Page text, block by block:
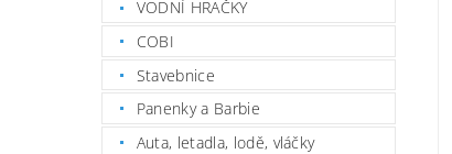
VODNÍ HRAČKY
COBI
Stavebnice
Panenky a Barbie
Auta, letadla, lodě, vláčky